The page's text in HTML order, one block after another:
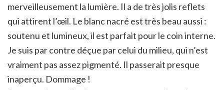
merveilleusement la lumière. Il a de très jolis reflets
qui attirent l’œil. Le blanc nacré est très beau aussi :
soutenu et lumineux, il est parfait pour le coin interne.
Je suis par contre déçue par celui du milieu, qui n’est
vraiment pas assez pigmenté. Il passerait presque
inaperçu. Dommage !